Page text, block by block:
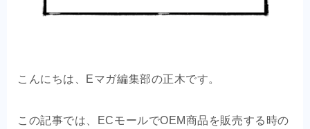
こんにちは、Eマガ編集部の正木です。
この記事では、ECモールでOEM商品を販売する時の